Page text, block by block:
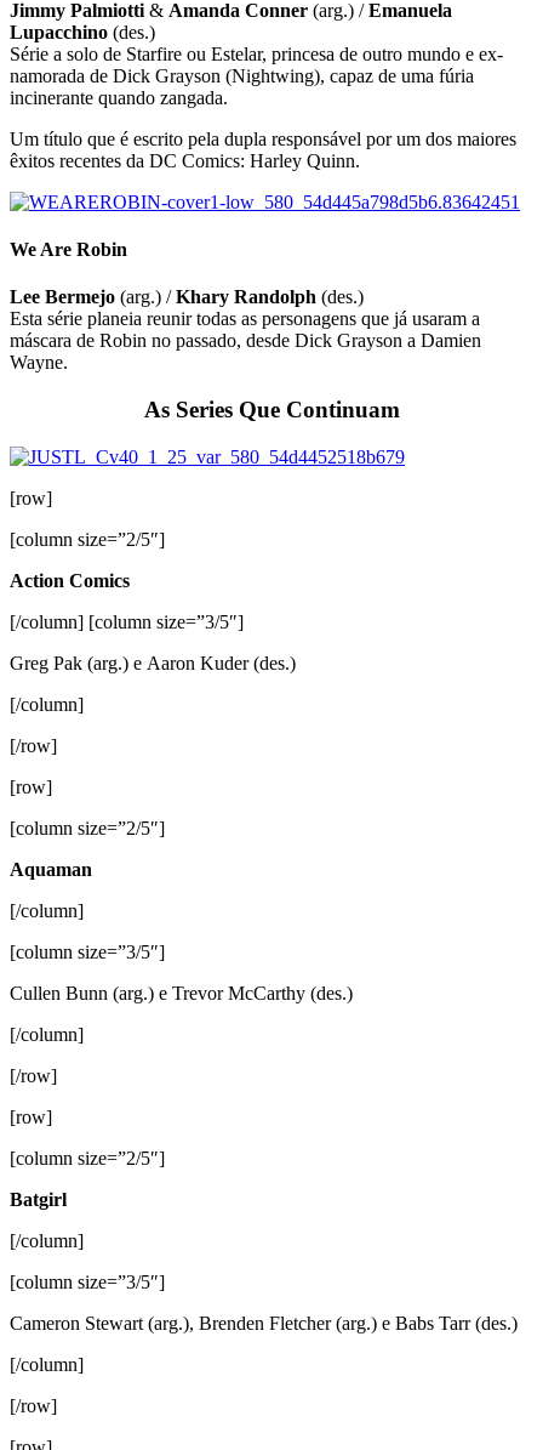
Jimmy Palmiotti & Amanda Conner (arg.) /Emanuela
Lupacchino (des.)
Série a solo de Starfire ou Estelar, princesa de outro mundo e ex-
namorada de Dick Grayson (Nightwing), capaz de uma fúria
incinerante quando zangada.
Um título que é escrito pela dupla responsável por um dos maiores
êxitos recentes da DC Comics: Harley Quinn.
We Are Robin
Lee Bermejo (arg.) /Khary Randolph (des.)
Esta série planeia reunir todas as personagens que já usaram a
máscara de Robin no passado, desde Dick Grayson a Damien
Wayne.
As Series Que Continuam
[row]
[column size=”2/5″]
Action Comics
[/column] [column size=”3/5″]
Greg Pak (arg.) e Aaron Kuder (des.)
[/column]
[/row]
[row]
[column size=”2/5″]
Aquaman
[/column]
[column size=”3/5″]
Cullen Bunn (arg.) e Trevor McCarthy (des.)
[/column]
[/row]
[row]
[column size=”2/5″]
Batgirl
[/column]
[column size=”3/5″]
Cameron Stewart (arg.), Brenden Fletcher (arg.) e Babs Tarr (des.)
[/column]
[/row]